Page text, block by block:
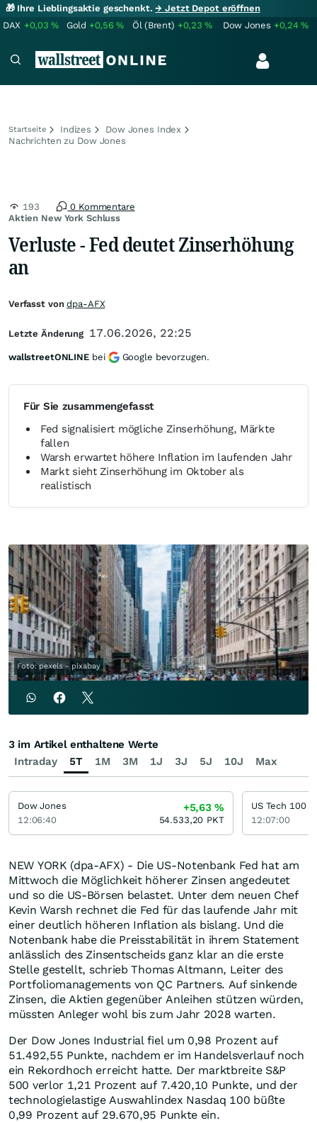
🎁 Ihre Lieblingsaktie geschenkt.→ Jetzt Depot eröffnen
DAX +0,03% Gold +0,56% Öl (Brent) +0,23% Dow Jones +0,24%
Startseite Indizes
Dow Jones Index
Nachrichten zu Dow Jones
Aktien New York Schluss
193 0 Kommentare
Verluste - Fed deutet Zinserhöhung
an
Für Sie zusammengefasst
Fed signalisiert mögliche Zinserhöhung, Märkte
fallen
Warsh erwartet höhere Inflation im laufenden Jahr
Markt sieht Zinserhöhung im Oktober als
realistisch
Foto: pexels - pixabay
NEW YORK (dpa-AFX) - Die US-Notenbank Fed hat am
Mittwoch die Möglichkeit höherer Zinsen angedeutet
und so die US-Börsen belastet. Unter dem neuen Chef
Kevin Warsh rechnet die Fed für das laufende Jahr mit
einer deutlich höheren Inflation als bislang. Und die
Notenbank habe die Preisstabilität in ihrem Statement
anlässlich des Zinsentscheids ganz klar an die erste
Stelle gestellt, schrieb Thomas Altmann, Leiter des
Portfoliomanagements von QC Partners. Auf sinkende
Zinsen, die Aktien gegenüber Anleihen stützen würden,
müssten Anleger wohl bis zum Jahr 2028 warten.
Der Dow Jones Industrial fiel um 0,98 Prozent auf
51.492,55 Punkte, nachdem er im Handelsverlauf noch
ein Rekordhoch erreicht hatte. Der marktbreite S&P
500 verlor 1,21 Prozent auf 7.420,10 Punkte, und der
technologielastige Auswahlindex Nasdaq 100 büßte
0,99 Prozent auf 29.670,95 Punkte ein.
Verfasst vondpa-AFX
Letzte Änderung 17.06.2026, 22:25
wallstreetONLINE bei Google bevorzugen.
Intraday 5T 1M 3M 1J 3J 5J 10J Max
3 im Artikel enthaltene Werte
Dow Jones
12:06:40
+5,63%
54.533,20 PKT
US Tech 100
12:07:00